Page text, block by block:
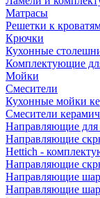
Матрасы
Решетки к
Крючки
Кухонные
Комплектующие
Мойки
Смесители
Кухонные мойки
Смесители
Направляющие
Направляющие
Hettich -
Направляющие
Направляющие
Направляющие